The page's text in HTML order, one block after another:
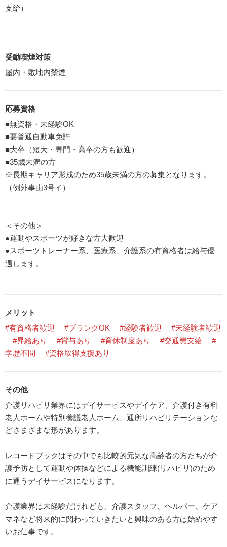
支給）
受動喫煙対策
屋内・敷地内禁煙
応募資格
■無資格・未経験OK
■要普通自動車免許
■大卒（短大・専門・高卒の方も歓迎）
■35歳未満の方
※長期キャリア形成のため35歳未満の方の募集となります。
（例外事由3号イ）
＜その他＞
●運動やスポーツが好きな方大歓迎
●スポーツトレーナー系、医療系、介護系の有資格者は給与優
遇します。
メリット
#有資格者歓迎
#ブランクOK #経験者歓迎
#未経験者歓迎
#昇給あり
#賞与あり #育休制度あり #交通費支給
#
学歴不問
#資格取得支援あり
その他
介護リハビリ業界にはデイサービスやデイケア、介護付き有料
老人ホームや特別養護老人ホーム、通所リハビリテーションな
どさまざまな形があります。
レコードブックはその中でも比較的元気な高齢者の方たちが介
護予防として運動や体操などによる機能訓練(リハビリ)のため
に通うデイサービスになります。
介護業界は未経験だけれども、介護スタッフ、ヘルパー、ケア
マネなど将来的に関わっていきたいと興味のある方は始めやす
いお仕事です。